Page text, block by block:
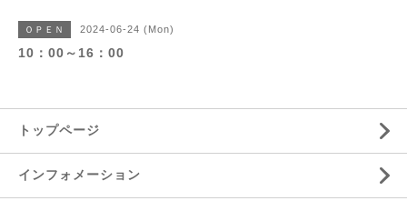
ＯＰＥＮ 2024-06-24 (Mon)
10：00～16：00
トップページ
インフォメーション